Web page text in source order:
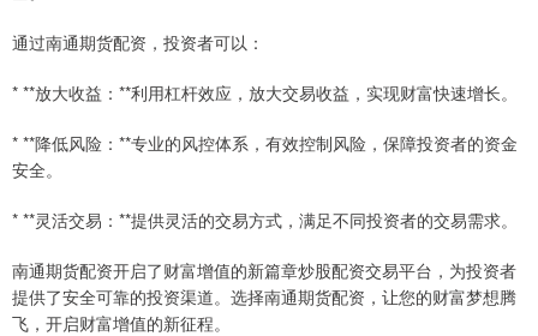
通过南通期货配资，投资者可以：
* **放大收益：**利用杠杆效应，放大交易收益，实现财富快速增长。
* **降低风险：**专业的风控体系，有效控制风险，保障投资者的资金
安全。
* **灵活交易：**提供灵活的交易方式，满足不同投资者的交易需求。
南通期货配资开启了财富增值的新篇章炒股配资交易平台，为投资者
提供了安全可靠的投资渠道。选择南通期货配资，让您的财富梦想腾
飞，开启财富增值的新征程。